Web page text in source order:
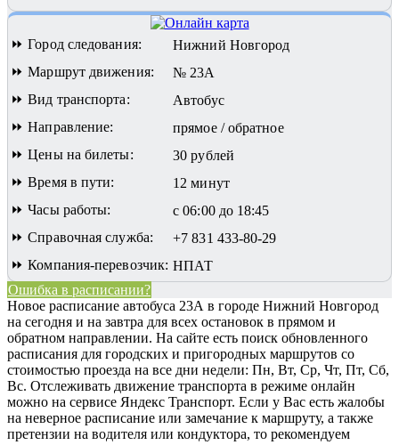
⏩ Город следования:
Нижний Новгород
⏩ Маршрут движения:
№ 23А
⏩ Вид транспорта:
Автобус
⏩ Направление:
прямое / обратное
⏩ Цены на билеты:
30 рублей
⏩ Время в пути:
12 минут
⏩ Часы работы:
с 06:00 до 18:45
⏩ Справочная служба:
+7 831 433-80-29
⏩ Компания-перевозчик: НПАТ
Ошибка в расписании?
Новое расписание автобуса 23А в городе Нижний Новгород
на сегодня и на завтра для всех остановок в прямом и
обратном направлении. На сайте есть поиск обновленного
расписания для городских и пригородных маршрутов со
стоимостью проезда на все дни недели: Пн, Вт, Ср, Чт, Пт, Сб,
Вс. Отслеживать движение транспорта в режиме онлайн
можно на сервисе Яндекс Транспорт. Если у Вас есть жалобы
на неверное расписание или замечание к маршруту, а также
претензии на водителя или кондуктора, то рекомендуем